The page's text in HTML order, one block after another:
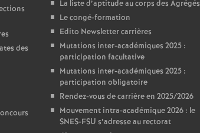
des
La liste d’aptitude au corps des Agrégés
Le congé-formation
Edito Newsletter carrières
Mutations inter-académiques 2025 :
participation facultative
Mutations inter-académiques 2025 :
participation obligatoire
Rendez-vous de carrière en 2025/2026
Mouvement intra-académique 2026 : le
SNES-FSU s’adresse au rectorat